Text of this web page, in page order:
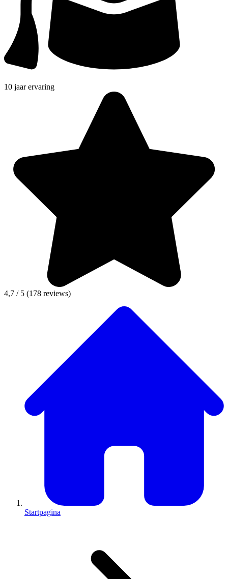
10 jaar ervaring
4,7 / 5 (178 reviews)
Startpagina